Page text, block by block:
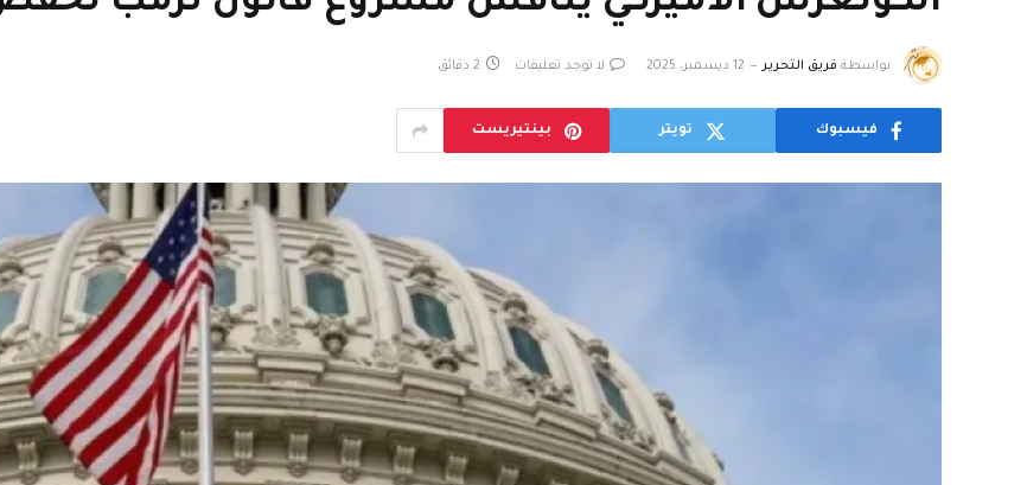
بواسطة فريق التحرير 12 ديسمبر، 2025 لا توجد تعليقات 2 دقائق
فيسبوك تويتر بينتيريست